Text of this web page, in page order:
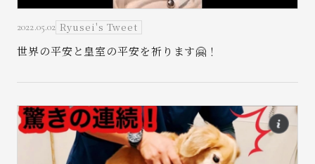
2022.05.02 Ryusei's Tweet
世界の平安と皇室の平安を祈ります🤗！